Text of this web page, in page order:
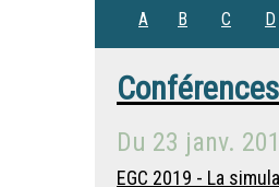
A B C D
Du 23 janv.
EGC 2019 - La